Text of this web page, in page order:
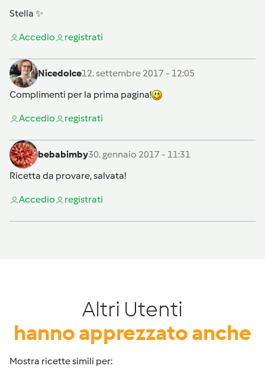
Stella ✨
Accedio registrati
Nicedolce12. settembre 2017 - 12:05
Complimenti per la prima pagina!
Accedio registrati
bebabimby30. gennaio 2017 - 11:31
Ricetta da provare, salvata!
Accedio registrati
Altri Utenti
hanno apprezzato anche
Mostra ricette simili per: